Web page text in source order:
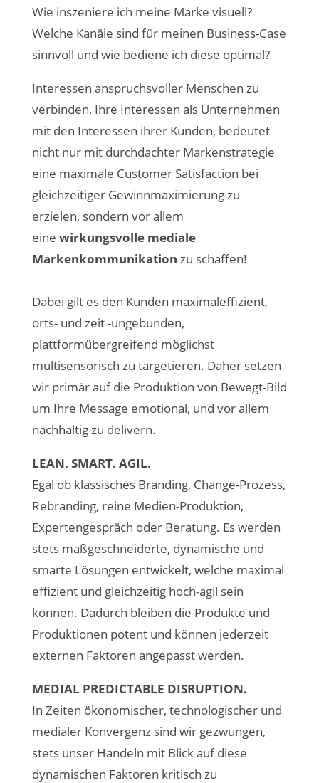
Wie inszeniere ich meine Marke visuell?
Welche Kanäle sind für meinen Business-Case
sinnvoll und wie bediene ich diese optimal?
Interessen anspruchsvoller Menschen zu
verbinden, Ihre Interessen als Unternehmen
mit den Interessen ihrer Kunden, bedeutet
nicht nur mit durchdachter Markenstrategie
eine maximale Customer Satisfaction bei
gleichzeitiger Gewinnmaximierung zu
erzielen, sondern vor allem
eine wirkungsvolle mediale
Markenkommunikation zu schaffen!
Dabei gilt es den Kunden maximaleffizient,
orts- und zeit -ungebunden,
plattformübergreifend möglichst
multisensorisch zu targetieren. Daher setzen
wir primär auf die Produktion von Bewegt-Bild
um Ihre Message emotional, und vor allem
nachhaltig zu delivern.
LEAN. SMART. AGIL.
Egal ob klassisches Branding, Change-Prozess,
Rebranding, reine Medien-Produktion,
Expertengespräch oder Beratung. Es werden
stets maßgeschneiderte, dynamische und
smarte Lösungen entwickelt, welche maximal
effizient und gleichzeitig hoch-agil sein
können. Dadurch bleiben die Produkte und
Produktionen potent und können jederzeit
externen Faktoren angepasst werden.
MEDIAL PREDICTABLE DISRUPTION.
In Zeiten ökonomischer, technologischer und
medialer Konvergenz sind wir gezwungen,
stets unser Handeln mit Blick auf diese
dynamischen Faktoren kritisch zu